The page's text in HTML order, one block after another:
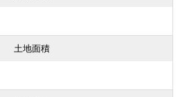
土地面積